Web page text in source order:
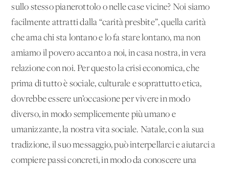
sullo stesso pianerottolo o nelle case vicine? Noi siamo
facilmente attratti dalla “carità presbite”, quella carità
che ama chi sta lontano e lo fa stare lontano, ma non
amiamo il povero accanto a noi, in casa nostra, in vera
relazione con noi. Per questo la crisi economica, che
prima di tutto è sociale, culturale e soprattutto etica,
dovrebbe essere un’occasione per vivere in modo
diverso, in modo semplicemente più umano e
umanizzante, la nostra vita sociale. Natale, con la sua
tradizione, il suo messaggio, può interpellarci e aiutarci a
compiere passi concreti, in modo da conoscere una